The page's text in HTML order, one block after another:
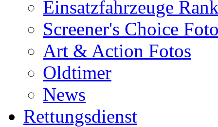
Einsatzfahrzeuge
Screener's Choice
Art & Action Fotos
Oldtimer
News
Rettungsdienst